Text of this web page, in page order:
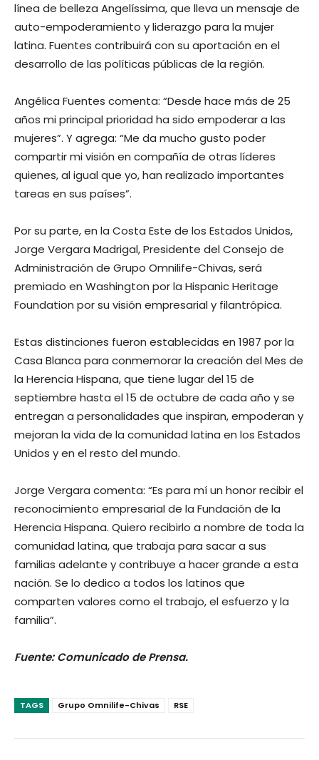
línea de belleza Angelíssima, que lleva un mensaje de
auto-empoderamiento y liderazgo para la mujer
latina. Fuentes contribuirá con su aportación en el
desarrollo de las políticas públicas de la región.
Angélica Fuentes comenta: “Desde hace más de 25
años mi principal prioridad ha sido empoderar a las
mujeres”. Y agrega: “Me da mucho gusto poder
compartir mi visión en compañía de otras líderes
quienes, al igual que yo, han realizado importantes
tareas en sus países”.
Por su parte, en la Costa Este de los Estados Unidos,
Jorge Vergara Madrigal, Presidente del Consejo de
Administración de Grupo Omnilife-Chivas, será
premiado en Washington por la Hispanic Heritage
Foundation por su visión empresarial y filantrópica.
Estas distinciones fueron establecidas en 1987 por la
Casa Blanca para conmemorar la creación del Mes de
la Herencia Hispana, que tiene lugar del 15 de
septiembre hasta el 15 de octubre de cada año y se
entregan a personalidades que inspiran, empoderan y
mejoran la vida de la comunidad latina en los Estados
Unidos y en el resto del mundo.
Jorge Vergara comenta: “Es para mí un honor recibir el
reconocimiento empresarial de la Fundación de la
Herencia Hispana. Quiero recibirlo a nombre de toda la
comunidad latina, que trabaja para sacar a sus
familias adelante y contribuye a hacer grande a esta
nación. Se lo dedico a todos los latinos que
comparten valores como el trabajo, el esfuerzo y la
familia”.
Fuente: Comunicado de Prensa.
TAGS Grupo Omnilife-Chivas RSE